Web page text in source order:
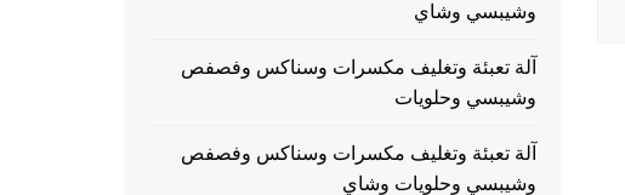
وشيبسي وشاي
آلة تعبئة وتغليف مكسرات وسناكس وفصفص
وشيبسي وحلويات
آلة تعبئة وتغليف مكسرات وسناكس وفصفص
وشيبسي وحلويات وشاي